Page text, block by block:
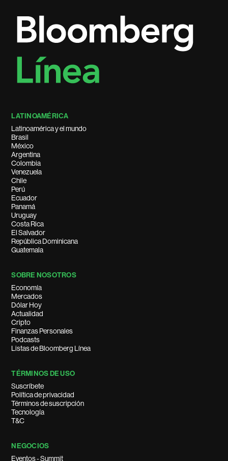
LATINOAMÉRICA
Latinoamérica y el mundo
Brasil
México
Argentina
Colombia
Venezuela
Chile
Perú
Ecuador
Panamá
Uruguay
Costa Rica
El Salvador
República Dominicana
Guatemala
SOBRE NOSOTROS
Economía
Mercados
Dólar Hoy
Actualidad
Cripto
Finanzas Personales
Podcasts
Listas de Bloomberg Línea
TÉRMINOS DE USO
Suscríbete
Política de privacidad
Términos de suscripción
Tecnología
T&C
NEGOCIOS
Eventos - Summit